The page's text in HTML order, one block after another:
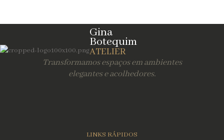
Gina
Botequim
ATELIER
Transformamos espaços em ambientes
elegantes e acolhedores.
LINKS RÁPIDOS